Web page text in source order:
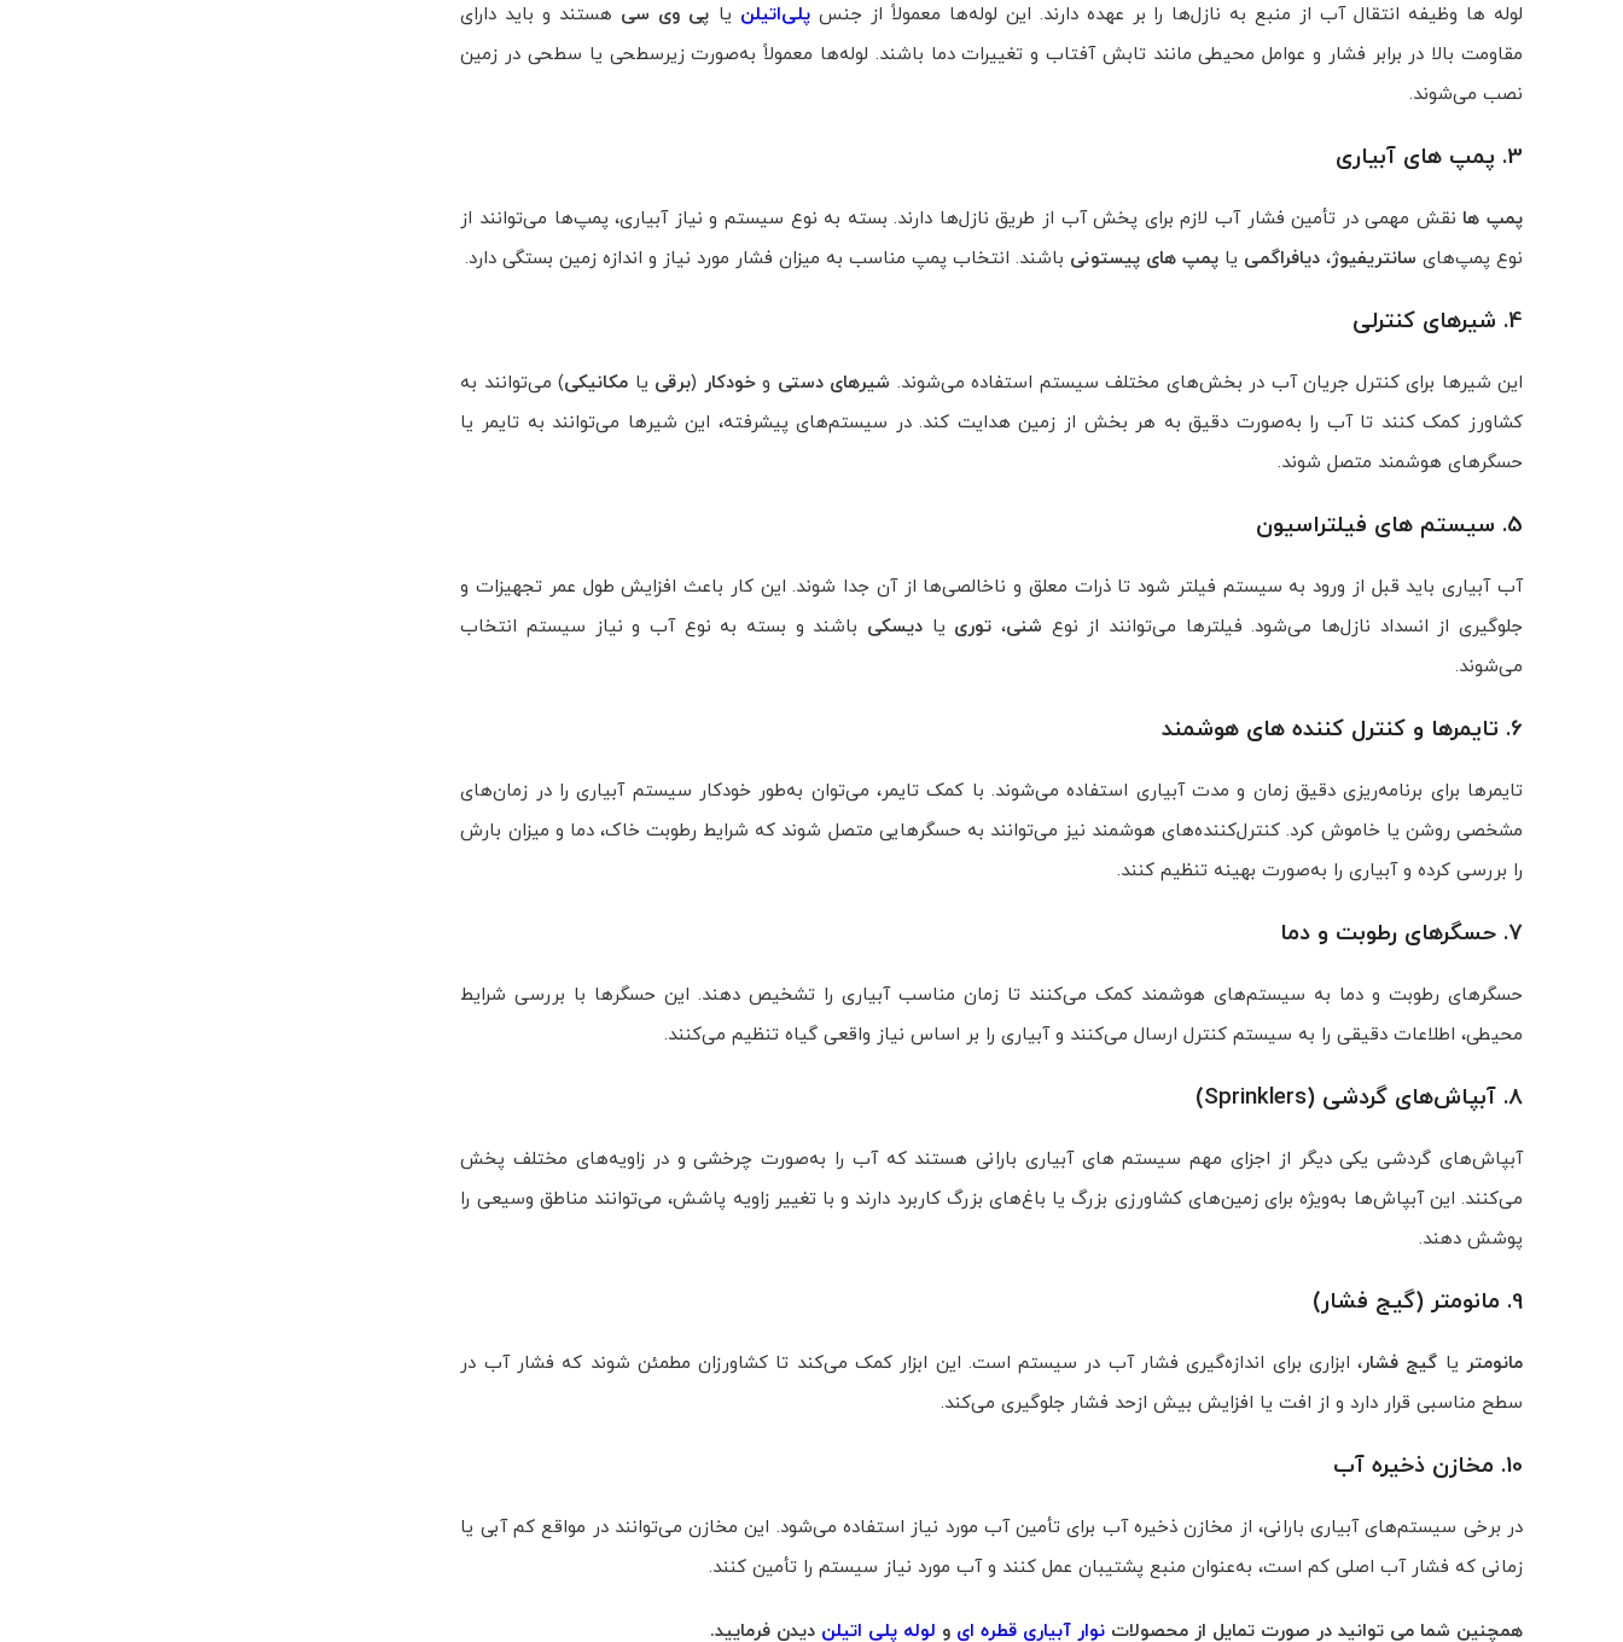
لوله‌ ها وظیفه انتقال آب از منبع به نازل‌ها را بر عهده دارند. این لوله‌ها معمولاً از جنسپلی‌اتیلن یا پی‌ وی‌ سی هستند و باید دارای
مقاومت بالا در برابر فشار و عوامل محیطی مانند تابش آفتاب و تغییرات دما باشند. لوله‌ها معمولاً به‌صورت زیرسطحی یا سطحی در زمین
نصب می‌شوند.
3. پمپ‌ های آبیاری
پمپ‌ ها نقش مهمی در تأمین فشار آب لازم برای پخش آب از طریق نازل‌ها دارند. بسته به نوع سیستم و نیاز آبیاری، پمپ‌ها می‌توانند از
نوع پمپ‌های سانتریفیوژ، دیافراگمی یا پمپ‌ های پیستونی باشند. انتخاب پمپ مناسب به میزان فشار مورد نیاز و اندازه زمین بستگی دارد.
4. شیرهای کنترلی
این شیرها برای کنترل جریان آب در بخش‌های مختلف سیستم استفاده می‌شوند. شیرهای دستی وخودکار (برقی یا مکانیکی) می‌توانند به
کشاورز کمک کنند تا آب را به‌صورت دقیق به هر بخش از زمین هدایت کند. در سیستم‌های پیشرفته، این شیرها می‌توانند به تایمر یا
حسگرهای هوشمند متصل شوند.
5. سیستم‌ های فیلتراسیون
آب آبیاری باید قبل از ورود به سیستم فیلتر شود تا ذرات معلق و ناخالصی‌ها از آن جدا شوند. این کار باعث افزایش طول عمر تجهیزات و
جلوگیری از انسداد نازل‌ها می‌شود. فیلترها می‌توانند از نوع شنی، توری یا دیسکی باشند و بسته به نوع آب و نیاز سیستم انتخاب
می‌شوند.
6. تایمرها و کنترل‌ کننده‌ های هوشمند
تایمرها برای برنامه‌ریزی دقیق زمان و مدت آبیاری استفاده می‌شوند. با کمک تایمر، می‌توان به‌طور خودکار سیستم آبیاری را در زمان‌های
مشخصی روشن یا خاموش کرد. کنترل‌کننده‌های هوشمند نیز می‌توانند به حسگرهایی متصل شوند که شرایط رطوبت خاک، دما و میزان بارش
را بررسی کرده و آبیاری را به‌صورت بهینه تنظیم کنند.
7. حسگرهای رطوبت و دما
حسگرهای رطوبت و دما به سیستم‌های هوشمند کمک می‌کنند تا زمان مناسب آبیاری را تشخیص دهند. این حسگرها با بررسی شرایط
محیطی، اطلاعات دقیقی را به سیستم کنترل ارسال می‌کنند و آبیاری را بر اساس نیاز واقعی گیاه تنظیم می‌کنند.
8. آبپاش‌های گردشی (Sprinklers)
آبپاش‌های گردشی یکی دیگر از اجزای مهم سیستم‌ های آبیاری بارانی هستند که آب را به‌صورت چرخشی و در زاویه‌های مختلف پخش
می‌کنند. این آبپاش‌ها به‌ویژه برای زمین‌های کشاورزی بزرگ یا باغ‌های بزرگ کاربرد دارند و با تغییر زاویه پاشش، می‌توانند مناطق وسیعی را
پوشش دهند.
9. مانومتر (گیج فشار)
مانومتر یا گیج فشار، ابزاری برای اندازه‌گیری فشار آب در سیستم است. این ابزار کمک می‌کند تا کشاورزان مطمئن شوند که فشار آب در
سطح مناسبی قرار دارد و از افت یا افزایش بیش‌ ازحد فشار جلوگیری می‌کند.
10. مخازن ذخیره آب
در برخی سیستم‌های آبیاری بارانی، از مخازن ذخیره آب برای تأمین آب مورد نیاز استفاده می‌شود. این مخازن می‌توانند در مواقع کم‌ آبی یا
زمانی که فشار آب اصلی کم است، به‌عنوان منبع پشتیبان عمل کنند و آب مورد نیاز سیستم را تأمین کنند.
همچنین شما می توانید در صورت تمایل از محصولات نوار آبیاری قطره ای و لوله پلی اتیلن دیدن فرمایید.